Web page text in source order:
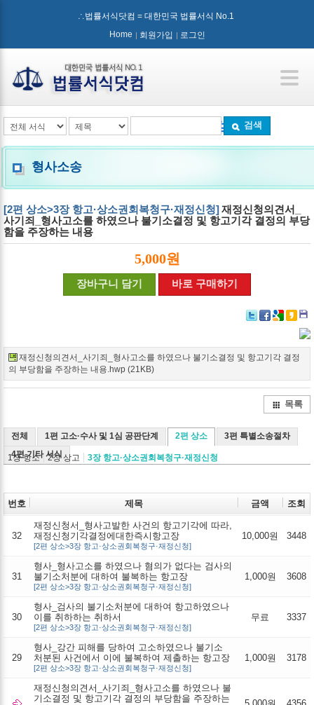
∴법률서식닷컴 = 대한민국 법률서식 No.1
Home
회원가입 로그인
검색
형사소송
[2편 상소>3장 항고·상소권회복청구·재정신청]재정신청의견서_
사기죄_형사고소를 하였으나 불기소결정 및 항고기각 결정의 부당
함을 주장하는 내용
5,000원
장바구니 담기 바로 구매하기
Google+
재정신청의견서_사기죄_형사고소를 하였으나 불기소결정 및 항고기각 결정
의 부당함을 주장하는 내용.hwp (21KB)
목록
전체 1편 고소·수사 및 1심 공판단계 2편 상소
1장 항소 2장 상고 3장 항고·상소권회복청구·재정신청
3편 특별소송절차
4편 기타 서식
번호 제목 금액 조회
32
재정신청서_형사고발한 사건의 항고기각에 따라,
재정신청기각결정에대한즉시항고장
[2편 상소>3장 항고·상소권회복청구·재정신청]
10,000원 3448
31
형사_형사고소를 하였으나 혐의가 없다는 검사의
불기소처분에 대하여 불복하는 항고장
[2편 상소>3장 항고·상소권회복청구·재정신청]
1,000원 3608
30
형사_검사의 불기소처분에 대하여 항고하였으나
이를 취하하는 취하서
[2편 상소>3장 항고·상소권회복청구·재정신청]
무료 3337
29
형사_강간 피해를 당하여 고소하였으나 불기소
처분된 사건에서 이에 불복하여 제출하는 항고장
[2편 상소>3장 항고·상소권회복청구·재정신청]
1,000원 3178
재정신청의견서_사기죄_형사고소를 하였으나 불
기소결정 및 항고기각 결정의 부당함을 주장하는